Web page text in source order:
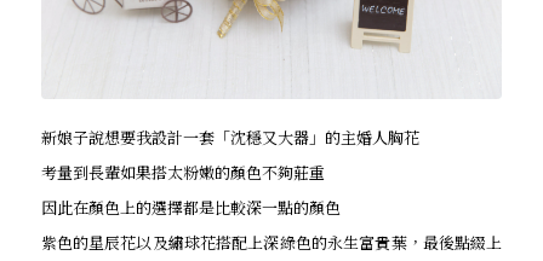
新娘子說想要我設計一套「沈穩又大器」的主婚人胸花
考量到長輩如果搭太粉嫩的顏色不夠莊重
因此在顏色上的選擇都是比較深一點的顏色
紫色的星辰花以及繡球花搭配上深綠色的永生富貴葉，最後點綴上